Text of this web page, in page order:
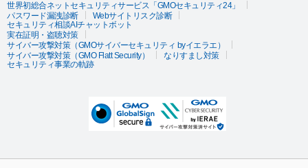
世界初総合ネットセキュリティサービス「GMOセキュリティ24」
パスワード漏洩診断
Webサイトリスク診断
セキュリティ相談AIチャットボット
実在証明・盗聴対策
サイバー攻撃対策（GMOサイバーセキュリティ byイエラエ）
サイバー攻撃対策（GMO Flatt Security）
なりすまし対策
セキュリティ事業の軌跡